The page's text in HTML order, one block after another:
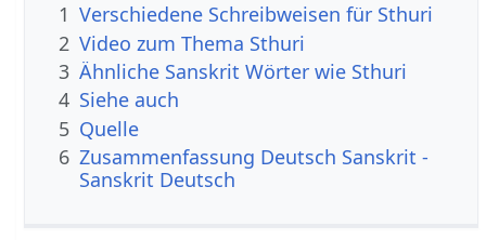
1 Verschiedene Schreibweisen für Sthuri
2 Video zum Thema Sthuri
3 Ähnliche Sanskrit Wörter wie Sthuri
4 Siehe auch
5 Quelle
6 Zusammenfassung Deutsch Sanskrit -
Sanskrit Deutsch